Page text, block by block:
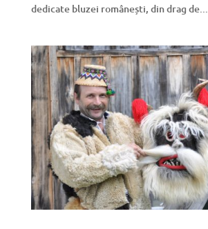
dedicate bluzei românești, din drag de...